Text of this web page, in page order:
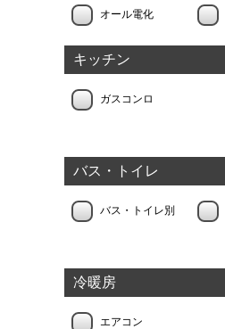
オール電化
キッチン
ガスコンロ
バス・トイレ
バス・トイレ別
冷暖房
エアコン